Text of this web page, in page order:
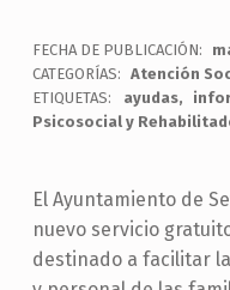
FECHA DE PUBLICACIÓN:
CATEGORÍAS: Atención
ETIQUETAS:
ayudas
Psicosocial y
El Ayuntamiento de
nuevo servicio
destinado a facilitar